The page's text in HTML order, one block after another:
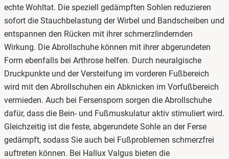
echte Wohltat. Die speziell gedämpften Sohlen reduzieren
sofort die Stauchbelastung der Wirbel und Bandscheiben und
entspannen den Rücken mit ihrer schmerzlindernden
Wirkung. Die Abrollschuhe können mit ihrer abgerundeten
Form ebenfalls bei Arthrose helfen. Durch neuralgische
Druckpunkte und der Versteifung im vorderen Fußbereich
wird mit den Abrollschuhen ein Abknicken im Vorfußbereich
vermieden. Auch bei Fersensporn sorgen die Abrollschuhe
dafür, dass die Bein- und Fußmuskulatur aktiv stimuliert wird.
Gleichzeitig ist die feste, abgerundete Sohle an der Ferse
gedämpft, sodass Sie auch bei Fußproblemen schmerzfrei
auftreten können. Bei Hallux Valgus bieten die